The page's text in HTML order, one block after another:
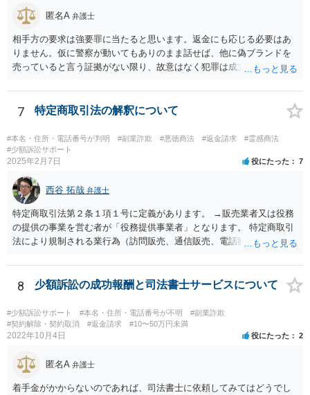
匿名A 弁護士
相手方の要求は強要罪に当たると思います。返金にも応じる必要はあ
りません。仮に警察が動いてもありのまま話せば、他に偽ブランドを
売っていると言う証拠がない限り、故意はなく犯罪は成立しないと判
す。本当にブランド品がほしくて損したと思うだけなら元の金額の返
金しか求めないはずですし、靴の機能性に問題がないなら「ブランド
品じゃないから履いていかなかった」という主張もまず通りません。
7 特定商取引法の解釈について
#本名・住所・電話番号が判明 #副業詐欺 #悪徳商法 #返金請求
#霊感商法
#少額訴訟サポート
2025年2月7日 役にたった 7
西谷 拓哉 弁護士
特定商取引法第２条１項１号に定義があります。 →販売業者又は役務
の提供の事業を営む者が「役務提供事業者」となります。 特定商取引
法により規制される業行為（訪問販売、通信販売、電話勧誘販売な
を守る必要があります。
8 少額訴訟の成功報酬と司法書士サービスについて
#少額訴訟サポート #本名・住所・電話番号が不明
#副業詐欺
#契約解除・契約取消
#返金請求 #10〜50万円未満
2022年10月4日 役にたった 2
匿名A 弁護士
着手金がかからないのであれば、司法書士に依頼してみてはどうでし